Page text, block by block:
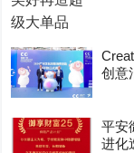
创意
平安
进化